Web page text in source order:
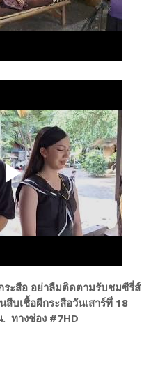
ระสือ อย่าลืมติดตามรับชมซีรี่ส์
สืบเชื้อผีกระสือวันเสาร์ทึ่ 18
ทางช่อง #7HD